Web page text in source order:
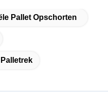
Pallet Opschorten